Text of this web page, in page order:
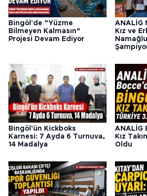
Bingöl'de “Yüzme
Bilmeyen Kalmasın”
Projesi Devam Ediyor
ANALİG
Kız ve
Bingöl'ün Kickboks
Karnesi: 7 Ayda 6 Turnuva,
14 Madalya
ANALİG
Kız
Oldu